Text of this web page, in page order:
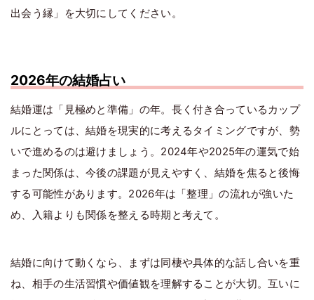
出会う縁」を大切にしてください。
2026年の結婚占い
結婚運は「見極めと準備」の年。長く付き合っているカップ
ルにとっては、結婚を現実的に考えるタイミングですが、勢
いで進めるのは避けましょう。2024年や2025年の運気で始
まった関係は、今後の課題が見えやすく、結婚を焦ると後悔
する可能性があります。2026年は「整理」の流れが強いた
め、入籍よりも関係を整える時期と考えて。
結婚に向けて動くなら、まずは同棲や具体的な話し合いを重
ね、相手の生活習慣や価値観を理解することが大切。互いに